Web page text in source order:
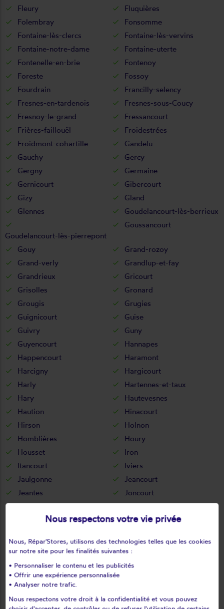
Fleury
Fluquières
Folembray
Fonsomme
Fontaine-lès-clercs
Fontaine-lès-vervins
Fontaine-notre-dame
Fontaine-uterte
Fontenelle-en-brie
Fontenoy
Foreste
Fossoy
Fourdrain
Francilly-selency
Fresnes-en-tardenois
Fresnes-sous-Coucy
Fresnoy-le-grand
Fressancourt
Frières-faillouël
Froidestrées
Froidmont-cohartille
Gandelu
Gauchy
Gercy
Gergny
Germaine
Gernicourt
Gibercourt
Gizy
Gland
Glennes
Goudelancourt-lès-berrieux
Goudelancourt-lès-pierrepont
Goussancourt
Gouy
Grand-rozoy
Grand-verly
Grandlup-et-fay
Grandrieux
Gricourt
Grisolles
Gronard
Grougis
Grugies
Guignicourt
Guise
Guivry
Guny
Guyencourt
Hannapes
Happencourt
Haramont
Harcigny
Hargicourt
Harly
Hartennes-et-taux
Hary
Hautevesnes
Haution
Hinacourt
Hirson
Holnon
Homblières
Houry
Housset
Iron
Itancourt
Iviers
Jaulgonne
Jeancourt
Jeantes
Joncourt
Jouaignes
Jumencourt
Jumigny
Jussy
La bouteille
La capelle
La chapelle-sur-chézy
La fère
La ferté-milon
La hérie
Nous respectons votre vie privée
Nous, Répar'Stores, utilisons des technologies telles que les cookies
sur notre site pour les finalités suivantes :
• Personnaliser le contenu et les publicités
• Offrir une expérience personnalisée
• Analyser notre trafic.
Nous respectons votre droit à la confidentialité et vous pouvez